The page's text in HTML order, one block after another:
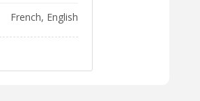
French, English